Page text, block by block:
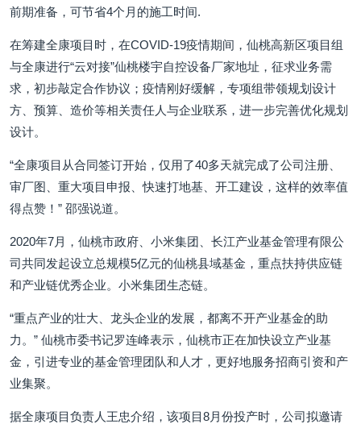
前期准备，可节省4个月的施工时间.
在筹建全康项目时，在COVID-19疫情期间，仙桃高新区项目组
与全康进行“云对接”仙桃楼宇自控设备厂家地址，征求业务需
求，初步敲定合作协议；疫情刚好缓解，专项组带领规划设计
方、预算、造价等相关责任人与企业联系，进一步完善优化规划
设计。
“全康项目从合同签订开始，仅用了40多天就完成了公司注册、
审厂图、重大项目申报、快速打地基、开工建设，这样的效率值
得点赞！” 邵强说道。
2020年7月，仙桃市政府、小米集团、长江产业基金管理有限公
司共同发起设立总规模5亿元的仙桃县域基金，重点扶持供应链
和产业链优秀企业。小米集团生态链。
“重点产业的壮大、龙头企业的发展，都离不开产业基金的助
力。” 仙桃市委书记罗连峰表示，仙桃市正在加快设立产业基
金，引进专业的基金管理团队和人才，更好地服务招商引资和产
业集聚。
据全康项目负责人王忠介绍，该项目8月份投产时，公司拟邀请